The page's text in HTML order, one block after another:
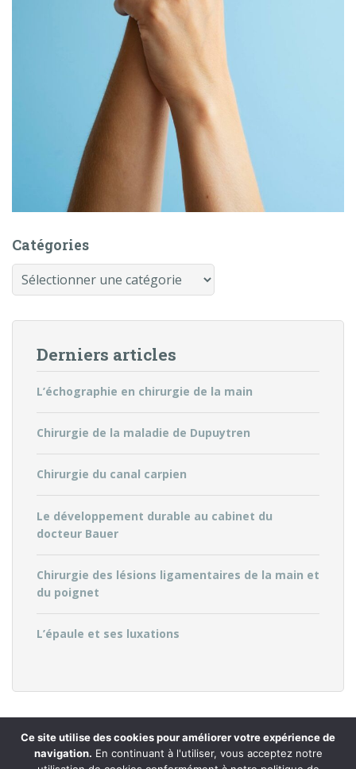
Catégories
Catégories
Derniers articles
L’échographie en chirurgie de la main
Chirurgie de la maladie de Dupuytren
Chirurgie du canal carpien
Le développement durable au cabinet du
docteur Bauer
Chirurgie des lésions ligamentaires de la main et
du poignet
L’épaule et ses luxations
Ce site utilise des cookies pour améliorer votre expérience de
navigation. En continuant à l'utiliser, vous acceptez notre